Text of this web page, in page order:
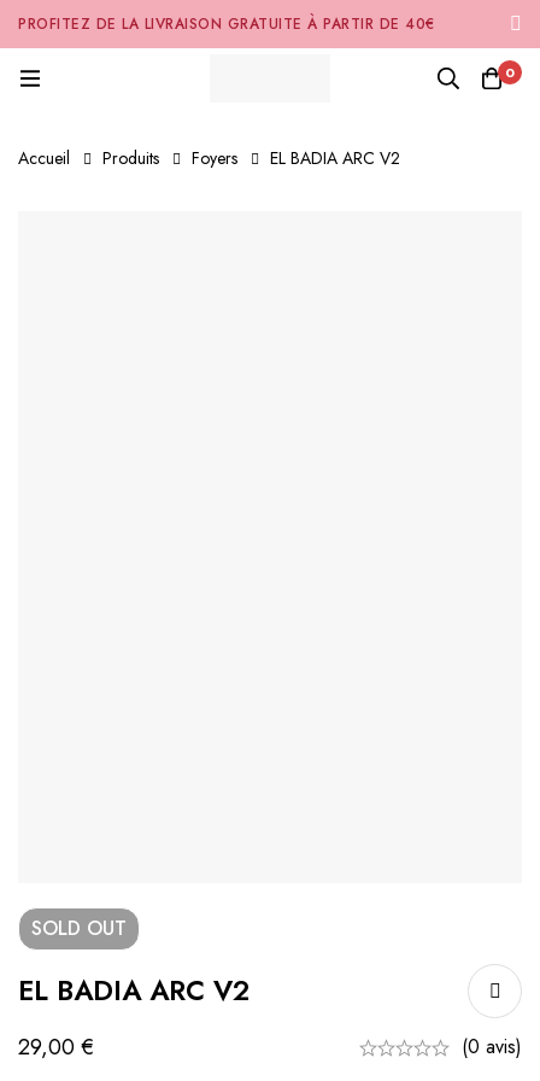
PROFITEZ DE LA LIVRAISON GRATUITE À PARTIR DE 40€
D'ACHAT SUR NOTRE SITE INTERNET 🚚
0
Accueil Produits Foyers EL BADIA ARC V2
SOLD OUT
EL BADIA ARC V2
29,00€ (0 avis)